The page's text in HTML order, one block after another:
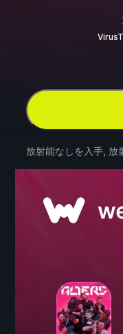
放射能なしを入手, 放